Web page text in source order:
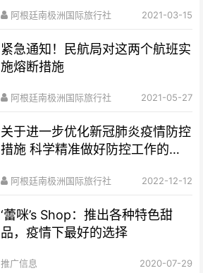
阿根廷南极洲国际旅行社 2021-03-15
紧急通知！民航局对这两个航班实
施熔断措施
阿根廷南极洲国际旅行社 2021-05-27
关于进一步优化新冠肺炎疫情防控
措施 科学精准做好防控工作的通
阿根廷南极洲国际旅行社 2022-12-12
‘蕾咪’s Shop：推出各种特色甜
品，疫情下最好的选择
推广信息 2020-07-29